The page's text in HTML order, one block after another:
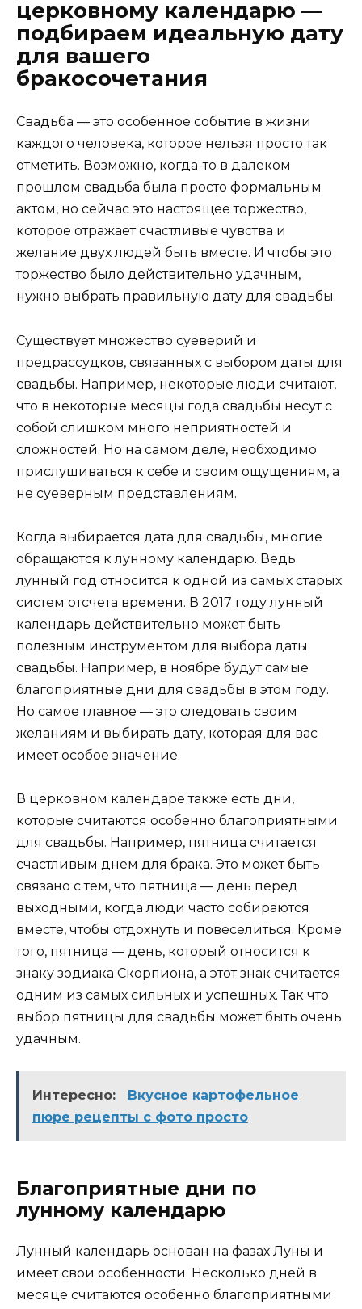
церковному календарю —
подбираем идеальную дату
для вашего
бракосочетания
Свадьба — это особенное событие в жизни
каждого человека, которое нельзя просто так
отметить. Возможно, когда-то в далеком
прошлом свадьба была просто формальным
актом, но сейчас это настоящее торжество,
которое отражает счастливые чувства и
желание двух людей быть вместе. И чтобы это
торжество было действительно удачным,
нужно выбрать правильную дату для свадьбы.
Существует множество суеверий и
предрассудков, связанных с выбором даты для
свадьбы. Например, некоторые люди считают,
что в некоторые месяцы года свадьбы несут с
собой слишком много неприятностей и
сложностей. Но на самом деле, необходимо
прислушиваться к себе и своим ощущениям, а
не суеверным представлениям.
Когда выбирается дата для свадьбы, многие
обращаются к лунному календарю. Ведь
лунный год относится к одной из самых старых
систем отсчета времени. В 2017 году лунный
календарь действительно может быть
полезным инструментом для выбора даты
свадьбы. Например, в ноябре будут самые
благоприятные дни для свадьбы в этом году.
Но самое главное — это следовать своим
желаниям и выбирать дату, которая для вас
имеет особое значение.
В церковном календаре также есть дни,
которые считаются особенно благоприятными
для свадьбы. Например, пятница считается
счастливым днем для брака. Это может быть
связано с тем, что пятница — день перед
выходными, когда люди часто собираются
вместе, чтобы отдохнуть и повеселиться. Кроме
того, пятница — день, который относится к
знаку зодиака Скорпиона, а этот знак считается
одним из самых сильных и успешных. Так что
выбор пятницы для свадьбы может быть очень
удачным.
Интересно:
Вкусное картофельное
пюре рецепты с фото просто
Благоприятные дни по
лунному календарю
Лунный календарь основан на фазах Луны и
имеет свои особенности. Несколько дней в
месяце считаются особенно благоприятными